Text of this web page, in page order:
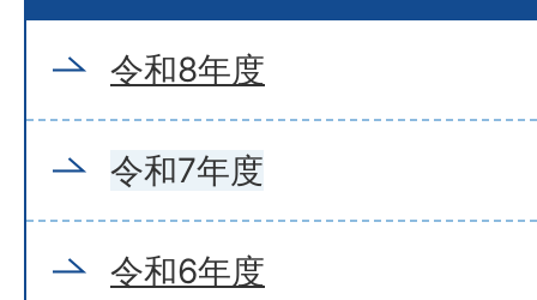
令和8年度
令和7年度
令和6年度